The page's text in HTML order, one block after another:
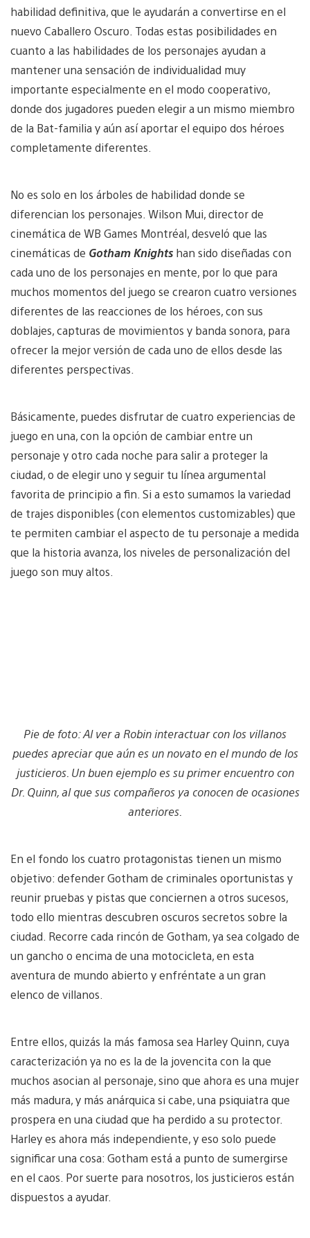
habilidad definitiva, que le ayudarán a convertirse en el
nuevo Caballero Oscuro. Todas estas posibilidades en
cuanto a las habilidades de los personajes ayudan a
mantener una sensación de individualidad muy
importante especialmente en el modo cooperativo,
donde dos jugadores pueden elegir a un mismo miembro
de la Bat-familia y aún así aportar el equipo dos héroes
completamente diferentes.
No es solo en los árboles de habilidad donde se
diferencian los personajes. Wilson Mui, director de
cinemática de WB Games Montréal, desveló que las
cinemáticas de Gotham Knights han sido diseñadas con
cada uno de los personajes en mente, por lo que para
muchos momentos del juego se crearon cuatro versiones
diferentes de las reacciones de los héroes, con sus
doblajes, capturas de movimientos y banda sonora, para
ofrecer la mejor versión de cada uno de ellos desde las
diferentes perspectivas.
Básicamente, puedes disfrutar de cuatro experiencias de
juego en una, con la opción de cambiar entre un
personaje y otro cada noche para salir a proteger la
ciudad, o de elegir uno y seguir tu línea argumental
favorita de principio a fin. Si a esto sumamos la variedad
de trajes disponibles (con elementos customizables) que
te permiten cambiar el aspecto de tu personaje a medida
que la historia avanza, los niveles de personalización del
juego son muy altos.
Pie de foto: Al ver a Robin interactuar con los villanos
puedes apreciar que aún es un novato en el mundo de los
justicieros. Un buen ejemplo es su primer encuentro con
Dr. Quinn, al que sus compañeros ya conocen de ocasiones
anteriores.
En el fondo los cuatro protagonistas tienen un mismo
objetivo: defender Gotham de criminales oportunistas y
reunir pruebas y pistas que conciernen a otros sucesos,
todo ello mientras descubren oscuros secretos sobre la
ciudad. Recorre cada rincón de Gotham, ya sea colgado de
un gancho o encima de una motocicleta, en esta
aventura de mundo abierto y enfréntate a un gran
elenco de villanos.
Entre ellos, quizás la más famosa sea Harley Quinn, cuya
caracterización ya no es la de la jovencita con la que
muchos asocian al personaje, sino que ahora es una mujer
más madura, y más anárquica si cabe, una psiquiatra que
prospera en una ciudad que ha perdido a su protector.
Harley es ahora más independiente, y eso solo puede
significar una cosa: Gotham está a punto de sumergirse
en el caos. Por suerte para nosotros, los justicieros están
dispuestos a ayudar.